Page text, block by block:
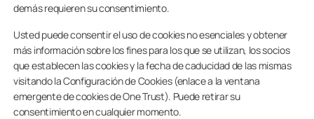
demás requieren su consentimiento.
Usted puede consentir el uso de cookies no esenciales y obtener
más información sobre los fines para los que se utilizan, los socios
que establecen las cookies y la fecha de caducidad de las mismas
visitando la Configuración de Cookies (enlace a la ventana
emergente de cookies de One Trust). Puede retirar su
consentimiento en cualquier momento.